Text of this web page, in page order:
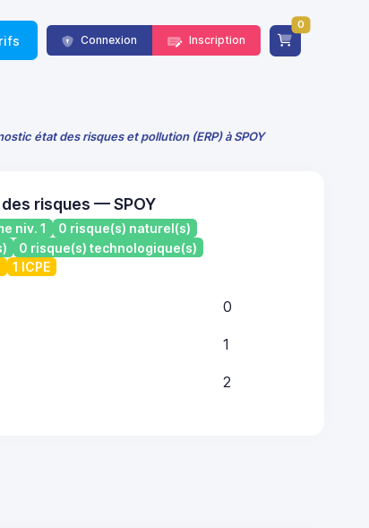
Connexion Inscription
0
état des risques et pollution (ERP) à SPOY
risques — SPOY
niv. 1
0 risque(s) naturel(s)
0 risque(s) technologique(s)
1 ICPE
0
1
2